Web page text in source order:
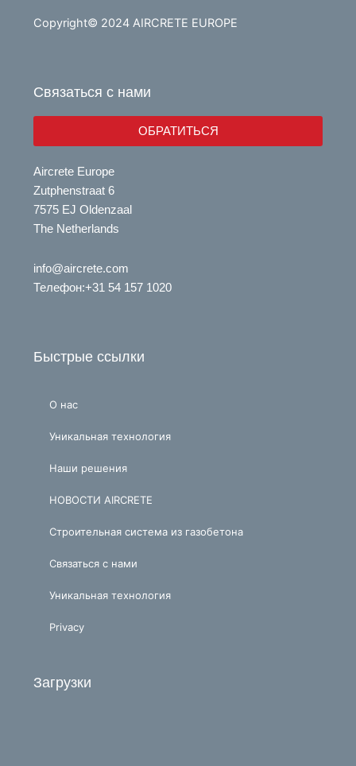
t
k
Copyright© 2024 AIRCRETE EUROPE
Связаться с нами
ОБРАТИТЬСЯ
Aircrete Europe
Zutphenstraat 6
7575 EJ Oldenzaal
The Netherlands
info@aircrete.com
Телефон:+31 54 157 1020
Быстрые ссылки
О нас
Уникальная технология
Наши решения
НОВОСТИ AIRCRETE
Строительная система из газобетона
Связаться с нами
Уникальная технология
Privacy
Загрузки